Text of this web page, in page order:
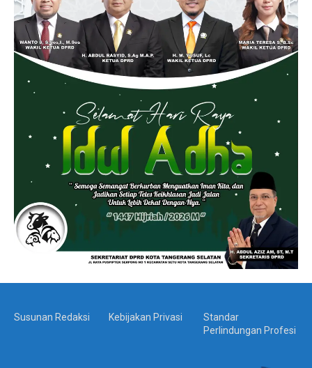
Susunan Redaksi Kebijakan Privasi
Standar
Perlindungan Profesi